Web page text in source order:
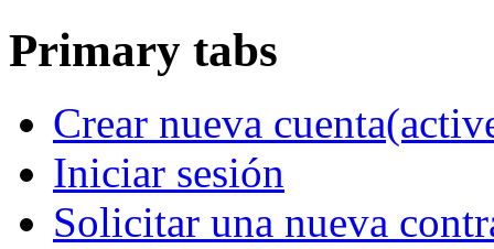
Primary tabs
Crear nueva cuenta
Iniciar sesión
Solicitar una nueva